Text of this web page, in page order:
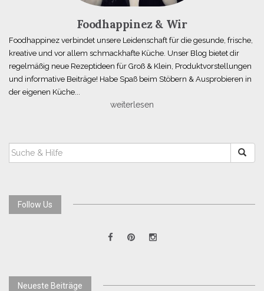
Foodhappinez & Wir
Foodhappinez verbindet unsere Leidenschaft für die gesunde, frische,
kreative und vor allem schmackhafte Küche. Unser Blog bietet dir
regelmäßig neue Rezeptideen für Groß & Klein, Produktvorstellungen
und informative Beiträge! Habe Spaß beim Stöbern & Ausprobieren in
der eigenen Küche...
weiterlesen
SUCHEN
NACH:
Follow Us
Neueste Beiträge